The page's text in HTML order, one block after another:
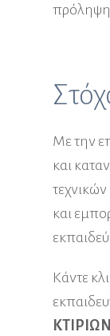
πρόληψη
Με την
και
τεχνικών
και
Κάντε